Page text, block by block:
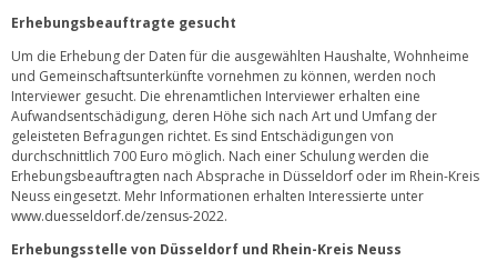
Erhebungsbeauftragte gesucht
Um die Erhebung der Daten für die ausgewählten Haushalte, Wohnheime
und Gemeinschaftsunterkünfte vornehmen zu können, werden noch
Interviewer gesucht. Die ehrenamtlichen Interviewer erhalten eine
Aufwandsentschädigung, deren Höhe sich nach Art und Umfang der
geleisteten Befragungen richtet. Es sind Entschädigungen von
durchschnittlich 700 Euro möglich. Nach einer Schulung werden die
Erhebungsbeauftragten nach Absprache in Düsseldorf oder im Rhein-Kreis
Neuss eingesetzt. Mehr Informationen erhalten Interessierte unter
www.duesseldorf.de/zensus-2022.
Erhebungsstelle von Düsseldorf und Rhein-Kreis Neuss